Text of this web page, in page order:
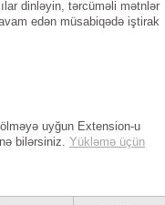
dinləyin, tərcüməli mətnlər
edən müsabiqədə iştirak
uyğun Extension-u
bilərsiniz. Yükləmə üçün